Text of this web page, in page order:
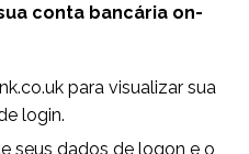
conta bancária on-
para visualizar sua
login.
seus dados de logon e o